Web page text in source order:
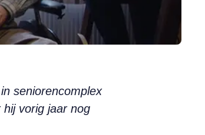
seniorencomplex
vorig jaar nog